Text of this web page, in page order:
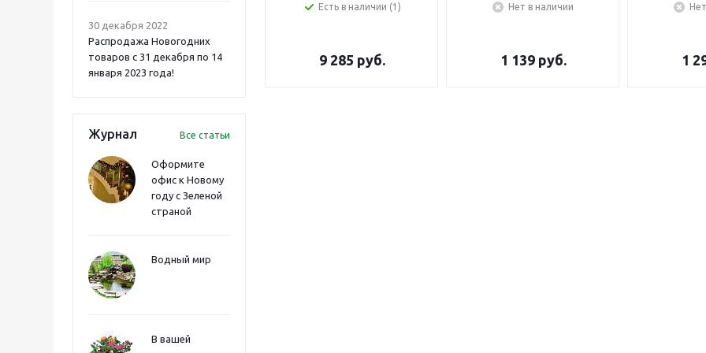
30 декабря 2022
Распродажа Новогодних
товаров с 31 декабря по 14
января 2023 года!
Журнал Все статьи
Оформите
офис к Новому
году с Зеленой
страной
Водный мир
В вашей
Есть в наличии (1)
9 285 руб.
Нет в наличии
1 139руб. 1